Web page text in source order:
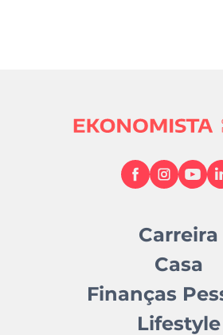
Carreira
Casa
Finanças
Lifestyle